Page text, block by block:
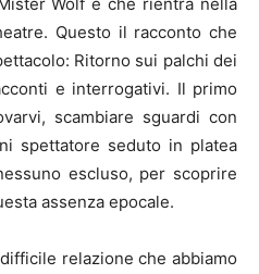
Questo il racconto che
Ritorno sui palchi dei
e interrogativi. Il primo
scambiare sguardi con
spettatore seduto in platea
escluso, per scoprire
assenza epocale.
relazione che abbiamo